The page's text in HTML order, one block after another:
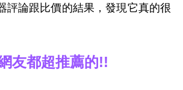
評論跟比價的結果，發現它真的很
友都超推薦的!!